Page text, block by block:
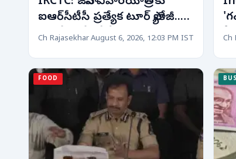
ఐఆర్‌సీటీసీ ప్రత్యేక టూర్ ప్యాకేజీ..
10 రోజుల్లో టోక్యో నుంచి
Ch RajasekharAugust 6, 2026, 12:03 PM IST Ch
FOOD